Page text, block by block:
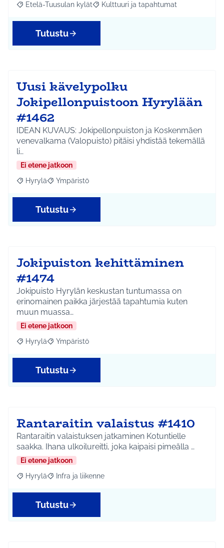
Rajaa tulokset aihepiirin mukaan: Etelä-Tuusulan kylät
Etelä-Tuusulan kylät Rajaa tulokset teeman mukaan:
Kulttuuri ja tapahtumat
Tutustu
Uusi kävelypolku
Jokipellonpuistoon Hyrylään
#1462
IDEAN KUVAUS: Jokipellonpuiston ja Koskenmäen
venevalkama (Valopuisto) pitäisi yhdistää tekemällä
li…
Ei etene jatkoon
Rajaa tulokset aihepiirin mukaan: Hyrylä
Hyrylä Rajaa tulokset teeman mukaan: Ympäristö
Ympäristö
Tutustu
Jokipuiston kehittäminen
#1474
Jokipuisto Hyrylän keskustan tuntumassa on
erinomainen paikka järjestää tapahtumia kuten
muun muassa…
Ei etene jatkoon
Rajaa tulokset aihepiirin mukaan: Hyrylä
Hyrylä Rajaa tulokset teeman mukaan: Ympäristö
Ympäristö
Tutustu
Rantaraitin valaistus #1410
Rantaraitin valaistuksen jatkaminen Kotuntielle
saakka. Ihana ulkoilureitti, joka kaipaisi pimeälla …
Ei etene jatkoon
Rajaa tulokset aihepiirin mukaan: Hyrylä
Hyrylä Rajaa tulokset teeman mukaan: Infra ja liikenne
Infra ja liikenne
Tutustu